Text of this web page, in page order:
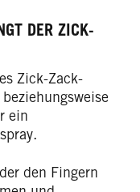
DER ZICK-
Zick-Zack-
ein
den Fingern